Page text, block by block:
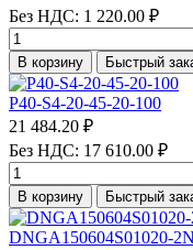
Без НДС: 1 220.00 ₽
В корзину Быстрый
P40-S4-20-45-20-100
21 484.20 ₽
Без НДС: 17 610.00 ₽
В корзину Быстрый
DNGA150604S01020-